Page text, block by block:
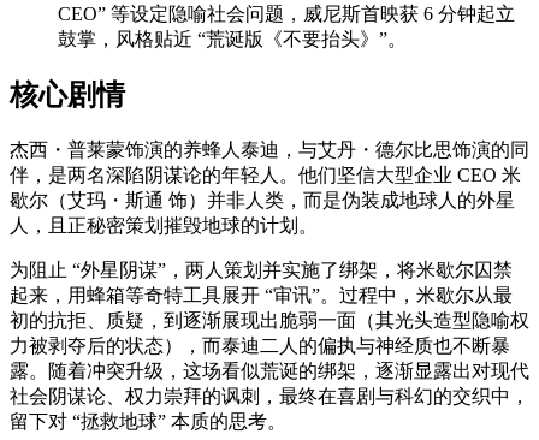
CEO” 等设定隐喻社会问题，威尼斯首映获 6 分钟起立
鼓掌，风格贴近 “荒诞版《不要抬头》”。
核心剧情
杰西・普莱蒙饰演的养蜂人泰迪，与艾丹・德尔比思饰演的同
伴，是两名深陷阴谋论的年轻人。他们坚信大型企业 CEO 米
歇尔（艾玛・斯通 饰）并非人类，而是伪装成地球人的外星
人，且正秘密策划摧毁地球的计划。
为阻止 “外星阴谋”，两人策划并实施了绑架，将米歇尔囚禁
起来，用蜂箱等奇特工具展开 “审讯”。过程中，米歇尔从最
初的抗拒、质疑，到逐渐展现出脆弱一面（其光头造型隐喻权
力被剥夺后的状态），而泰迪二人的偏执与神经质也不断暴
露。随着冲突升级，这场看似荒诞的绑架，逐渐显露出对现代
社会阴谋论、权力崇拜的讽刺，最终在喜剧与科幻的交织中，
留下对 “拯救地球” 本质的思考。